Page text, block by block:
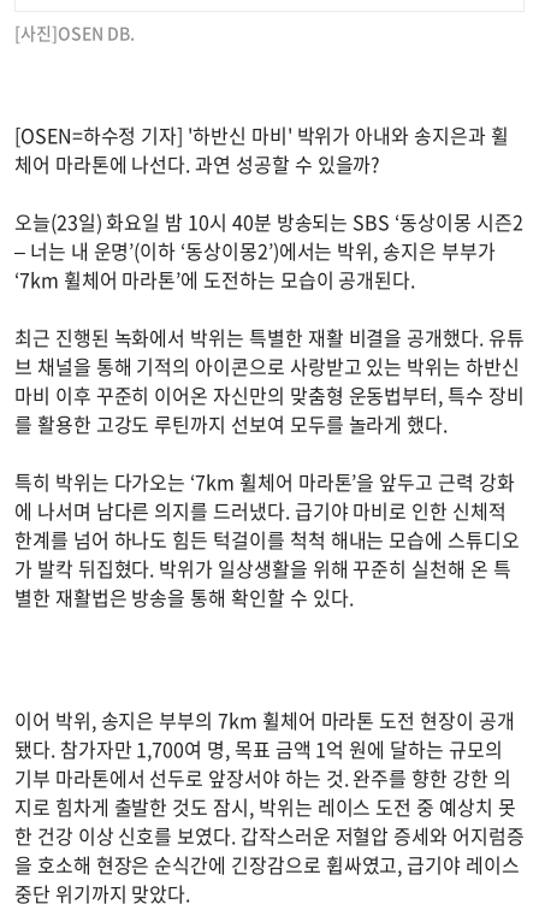
[사진]OSEN DB.
[OSEN=하수정 기자] '하반신 마비' 박위가 아내와 송지은과 휠
체어 마라톤에 나선다. 과연 성공할 수 있을까?
오늘(23일) 화요일 밤 10시 40분 방송되는 SBS ‘동상이몽 시즌2
– 너는 내 운명’(이하 ‘동상이몽2’)에서는 박위, 송지은 부부가
‘7km 휠체어 마라톤’에 도전하는 모습이 공개된다.
최근 진행된 녹화에서 박위는 특별한 재활 비결을 공개했다. 유튜
브 채널을 통해 기적의 아이콘으로 사랑받고 있는 박위는 하반신
마비 이후 꾸준히 이어온 자신만의 맞춤형 운동법부터, 특수 장비
를 활용한 고강도 루틴까지 선보여 모두를 놀라게 했다.
특히 박위는 다가오는 ‘7km 휠체어 마라톤’을 앞두고 근력 강화
에 나서며 남다른 의지를 드러냈다. 급기야 마비로 인한 신체적
한계를 넘어 하나도 힘든 턱걸이를 척척 해내는 모습에 스튜디오
가 발칵 뒤집혔다. 박위가 일상생활을 위해 꾸준히 실천해 온 특
별한 재활법은 방송을 통해 확인할 수 있다.
이어 박위, 송지은 부부의 7km 휠체어 마라톤 도전 현장이 공개
됐다. 참가자만 1,700여 명, 목표 금액 1억 원에 달하는 규모의
기부 마라톤에서 선두로 앞장서야 하는 것. 완주를 향한 강한 의
지로 힘차게 출발한 것도 잠시, 박위는 레이스 도전 중 예상치 못
한 건강 이상 신호를 보였다. 갑작스러운 저혈압 증세와 어지럼증
을 호소해 현장은 순식간에 긴장감으로 휩싸였고, 급기야 레이스
중단 위기까지 맞았다.